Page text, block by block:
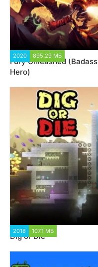
2020 895.29 МБ
Fury Unleashed (Badass
Hero)
2018 107.1 МБ
Dig or Die